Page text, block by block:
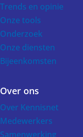
Trends en opinie
Onze tools
Onderzoek
Onze diensten
Bijeenkomsten
Over ons
Over Kennisnet
Medewerkers
Samenwerking